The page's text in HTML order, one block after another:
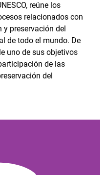
reúne los
relacionados con
preservación del
de todo el mundo. De
uno de sus objetivos
de las
del